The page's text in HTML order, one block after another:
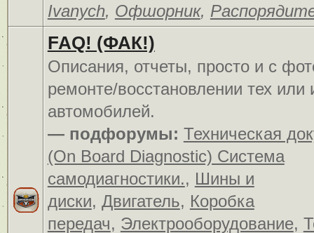
Ivanych, Офшорник,
FAQ! (ФАК!)
Описания, отчеты, просто и c
ремонте/восстановлении тех или
автомобилей.
— подфорумы: Техническая
(On Board Diagnostic) Система
самодиагностики., Шины и
диски, Двигатель, Коробка
передач, Электрооборудование,